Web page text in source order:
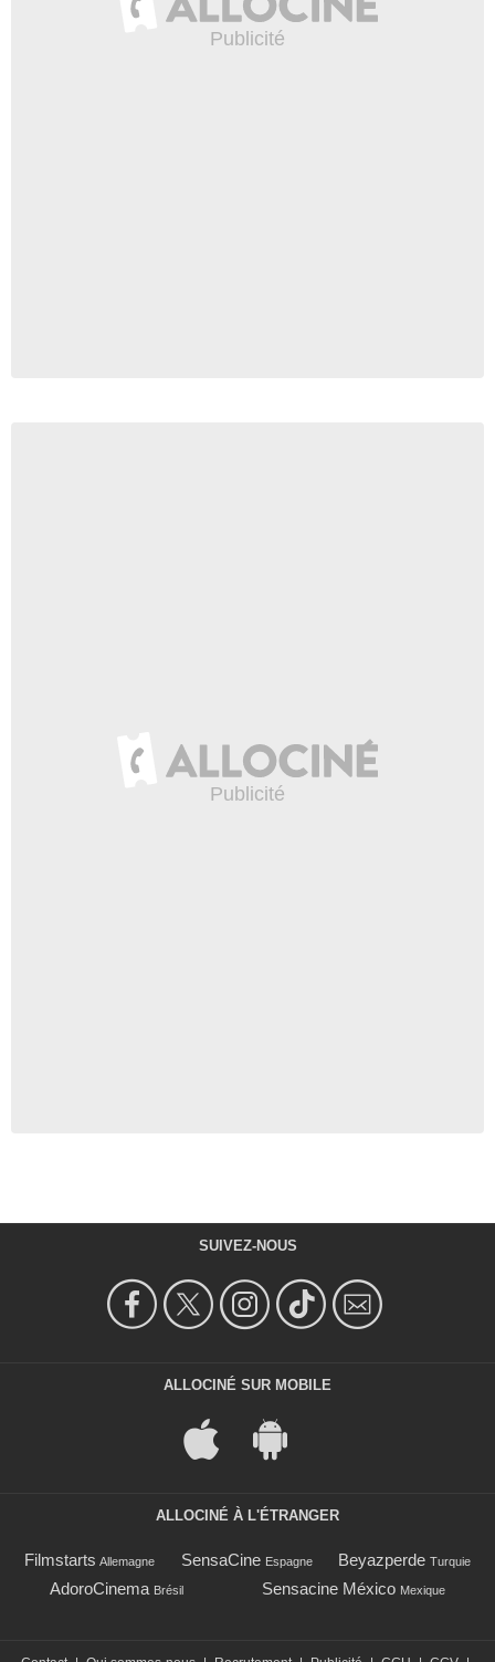
SUIVEZ-NOUS
ALLOCINÉ SUR MOBILE
ALLOCINÉ À L'ÉTRANGER
Filmstarts Allemagne SensaCine Espagne Beyazperde Turquie
AdoroCinema Brésil Sensacine México Mexique